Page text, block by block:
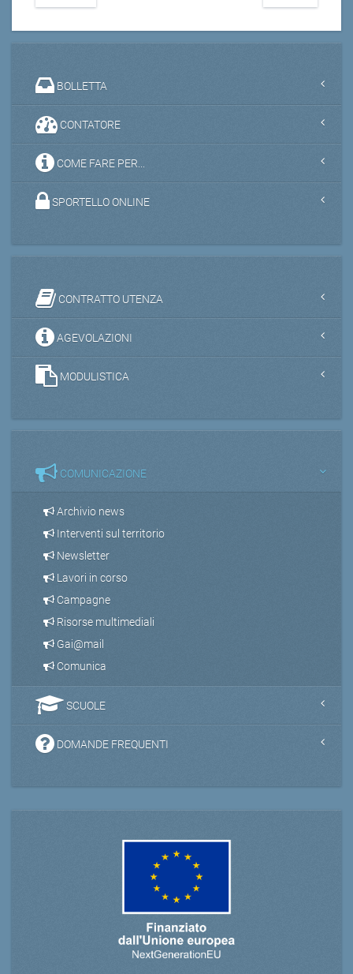
BOLLETTA
CONTATORE
COME FARE PER...
SPORTELLO ONLINE
CONTRATTO UTENZA
AGEVOLAZIONI
MODULISTICA
COMUNICAZIONE
Archivio news
Interventi sul territorio
Newsletter
Lavori in corso
Campagne
Risorse multimediali
Gai@mail
Comunica
SCUOLE
DOMANDE FREQUENTI